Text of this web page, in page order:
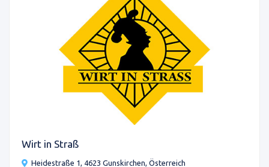
Wirt in Straß
Heidestraße 1, 4623 Gunskirchen, Österreich